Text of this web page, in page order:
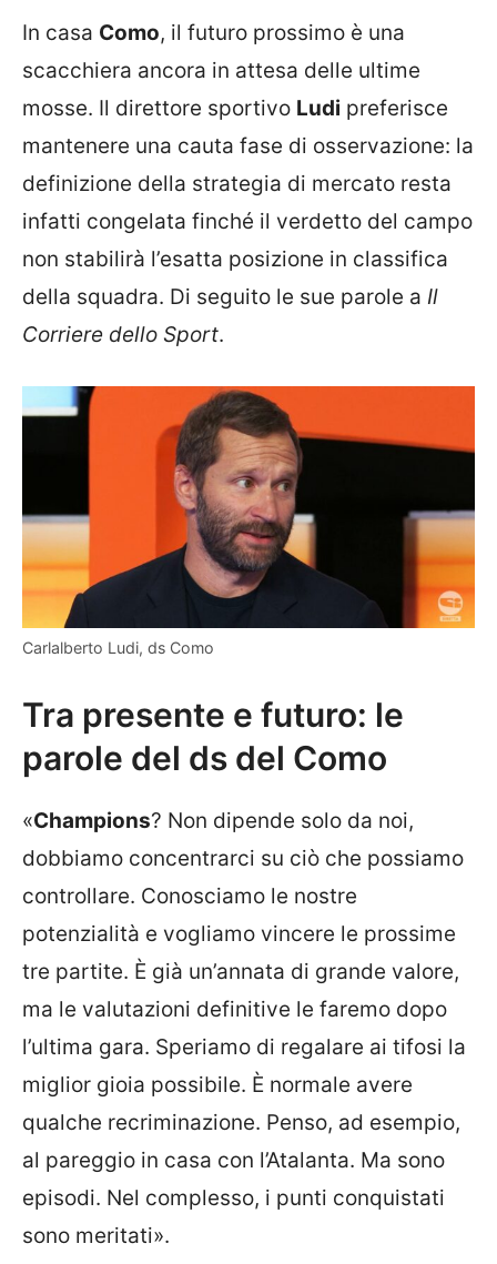
In casa Como, il futuro prossimo è una
scacchiera ancora in attesa delle ultime
mosse. Il direttore sportivo Ludi preferisce
mantenere una cauta fase di osservazione: la
definizione della strategia di mercato resta
infatti congelata finché il verdetto del campo
non stabilirà l’esatta posizione in classifica
della squadra. Di seguito le sue parole a Il
Corriere dello Sport.
Carlalberto Ludi, ds Como
Tra presente e futuro: le
parole del ds del Como
«Champions? Non dipende solo da noi,
dobbiamo concentrarci su ciò che possiamo
controllare. Conosciamo le nostre
potenzialità e vogliamo vincere le prossime
tre partite. È già un’annata di grande valore,
ma le valutazioni definitive le faremo dopo
l’ultima gara. Speriamo di regalare ai tifosi la
miglior gioia possibile. È normale avere
qualche recriminazione. Penso, ad esempio,
al pareggio in casa con l’Atalanta. Ma sono
episodi. Nel complesso, i punti conquistati
sono meritati».